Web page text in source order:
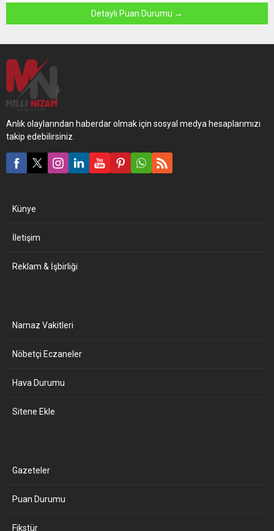
Detaylı Puan Durumu →
Anlık olaylarından haberdar olmak için sosyal medya hesaplarımızı
takip edebilirsiniz.
Künye
İletişim
Reklam & İşbirliği
Namaz Vakitleri
Nöbetçi Eczaneler
Hava Durumu
Sitene Ekle
Gazeteler
Puan Durumu
Fikstür